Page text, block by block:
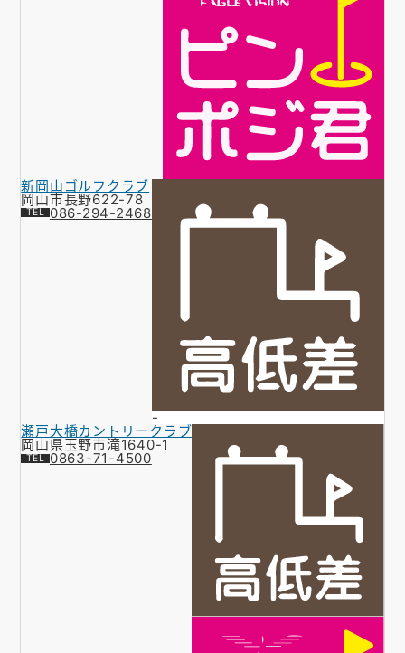
新岡山ゴルフクラブ
岡山市長野622-78
086-294-2468
-
瀬戸大橋カントリークラブ
岡山県玉野市滝1640-1
0863-71-4500